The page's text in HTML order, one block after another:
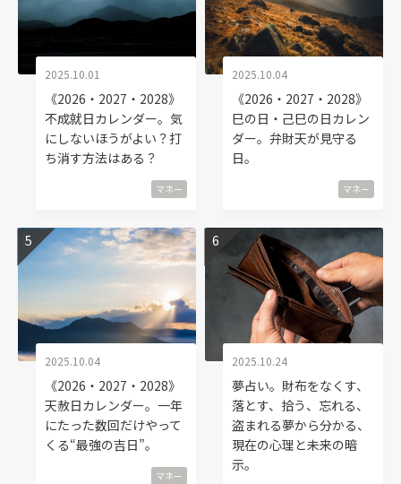
2025.10.01
《2026・2027・2028》
不成就日カレンダー。気
にしないほうがよい？打
ち消す方法はある？
マネー
2025.10.04
《2026・2027・2028》
巳の日・己巳の日カレン
ダー。弁財天が見守る
日。
マネー
2025.10.04
《2026・2027・2028》
天赦日カレンダー。一年
にたった数回だけやって
くる“最強の吉日”。
マネー
2025.10.24
夢占い。財布をなくす、
落とす、拾う、忘れる、
盗まれる夢から分かる、
現在の心理と未来の暗
示。